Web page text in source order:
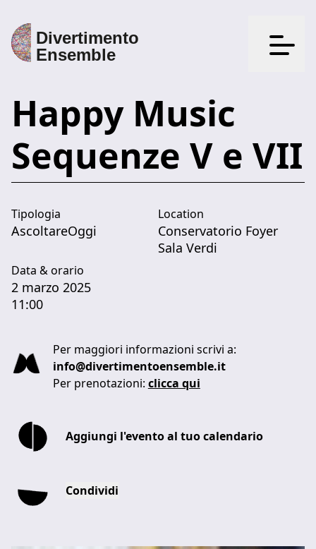
Apri il
Happy Music
Sequenze V e VII
Tipologia
AscoltareOggi
Location
Conservatorio Foyer
Sala Verdi
Data & orario
2 marzo 2025
11:00
Per maggiori informazioni scrivi a:
info@divertimentoensemble.it
Per prenotazioni: clicca qui
Aggiungi l'evento al tuo calendario
Condividi